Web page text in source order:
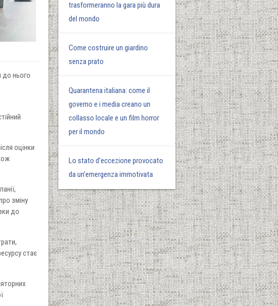
до нього
оцінки
зміну
до
стає
trasformeranno la gara più dura
del mondo
Come costruire un giardino
senza prato
Quarantena italiana: come il
governo e i media creano un
collasso locale e un film horror
per il mondo
Lo stato d’eccezione provocato
da un’emergenza immotivata